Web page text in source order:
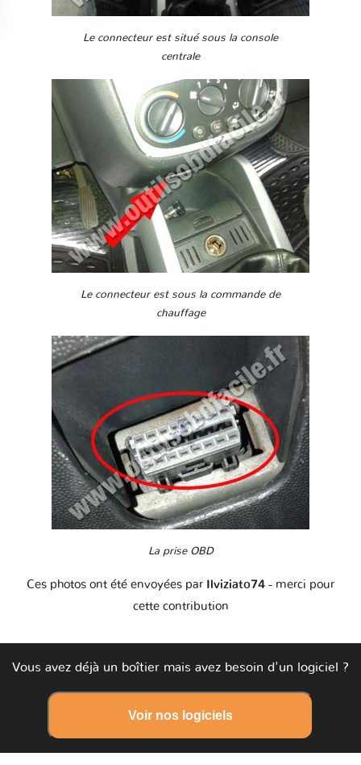
Le connecteur est situé sous la console
centrale
Le connecteur est sous la commande de
chauffage
La prise OBD
Ces photos ont été envoyées par Ilviziato74 - merci pour
cette contribution
Vous avez déjà un boîtier mais avez besoin d'un logiciel ?
Voir nos logiciels